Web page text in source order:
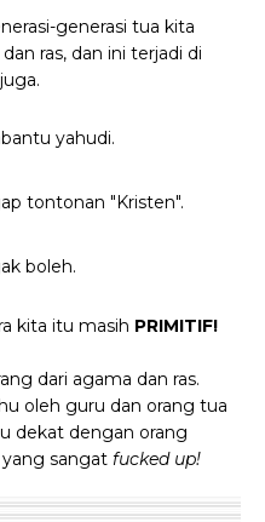
generasi tua kita
ras, dan ini terjadi di
yahudi.
tontonan "Kristen".
boleh.
kita itu masih PRIMITIF!
dari agama dan ras.
oleh guru dan orang tua
dekat dengan orang
yang sangat fucked up!